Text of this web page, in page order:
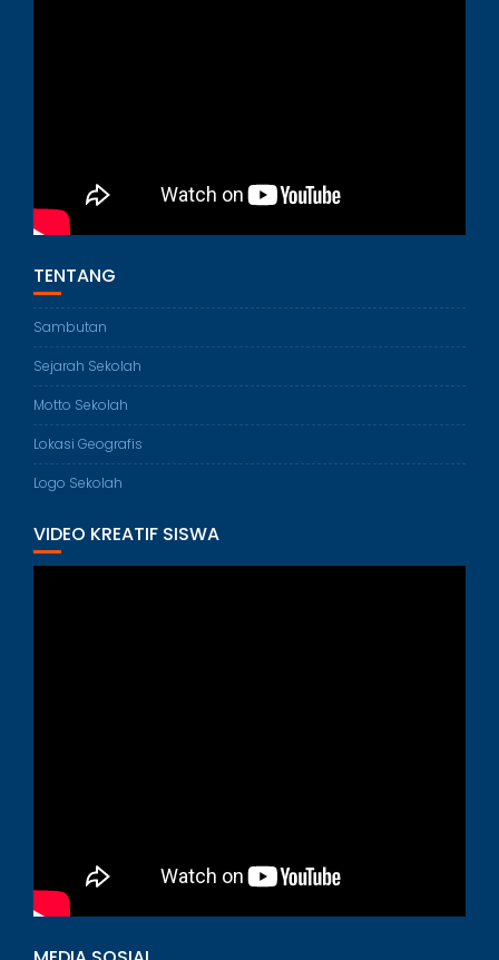
TENTANG
Sambutan
Sejarah Sekolah
Motto Sekolah
Lokasi Geografis
Logo Sekolah
VIDEO KREATIF SISWA